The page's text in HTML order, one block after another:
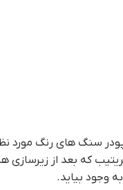
پودر سنگ های رنگ مورد
که بعد از زیرسازی